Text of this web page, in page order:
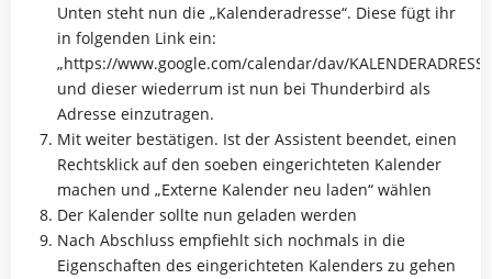
Unten steht nun die „Kalenderadresse“. Diese fügt ihr
in folgenden Link ein:
„https://www.google.com/calendar/dav/
und dieser wiederrum ist nun bei Thunderbird als
Adresse einzutragen.
Mit weiter bestätigen. Ist der Assistent beendet, einen
Rechtsklick auf den soeben eingerichteten Kalender
machen und „Externe Kalender neu laden“ wählen
Der Kalender sollte nun geladen werden
Nach Abschluss empfiehlt sich nochmals in die
Eigenschaften des eingerichteten Kalenders zu gehen